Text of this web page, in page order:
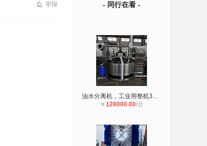
举报 - 同行在看 -
油水分离机，工业用整机304材质
￥ 128000.00/台